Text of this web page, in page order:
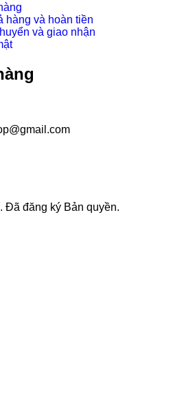
hàng và hoàn tiền
và giao nhận
Đã đăng ký Bản quyền.